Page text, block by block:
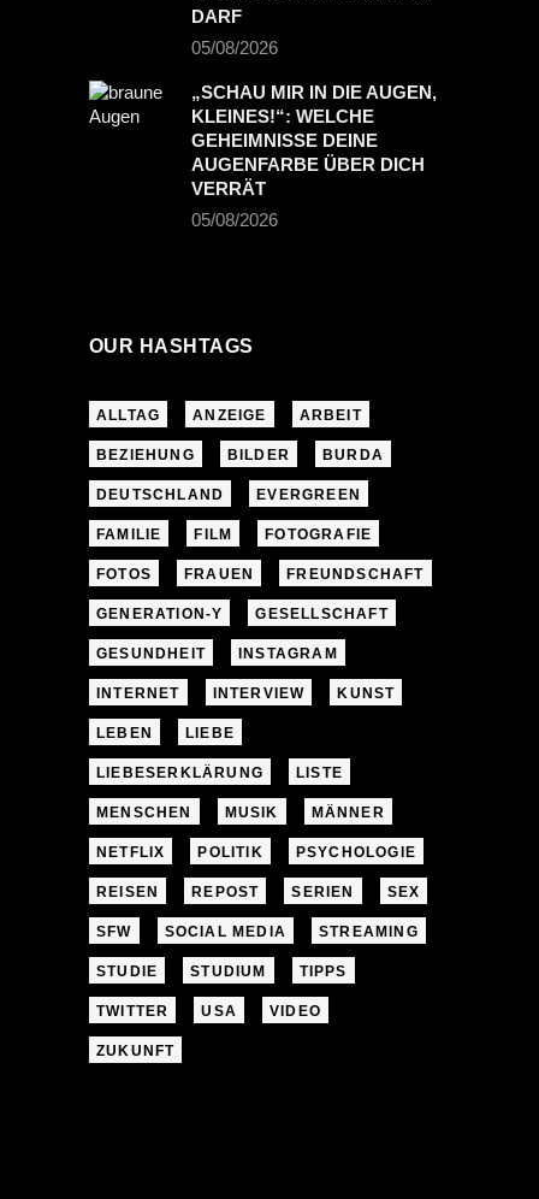
DARF
05/08/2026
„SCHAU MIR IN DIE AUGEN,
KLEINES!“: WELCHE
GEHEIMNISSE DEINE
AUGENFARBE ÜBER DICH
VERRÄT
05/08/2026
OUR HASHTAGS
ALLTAG ANZEIGE ARBEIT
BEZIEHUNG BILDER BURDA
DEUTSCHLAND EVERGREEN
FAMILIE FILM FOTOGRAFIE
FOTOS FRAUEN FREUNDSCHAFT
GENERATION-Y GESELLSCHAFT
GESUNDHEIT INSTAGRAM
INTERNET INTERVIEW KUNST
LEBEN LIEBE
LIEBESERKLÄRUNG LISTE
MENSCHEN MUSIK MÄNNER
NETFLIX POLITIK PSYCHOLOGIE
REISEN REPOST SERIEN SEX
SFW SOCIAL MEDIA STREAMING
STUDIE STUDIUM TIPPS
TWITTER USA VIDEO
ZUKUNFT